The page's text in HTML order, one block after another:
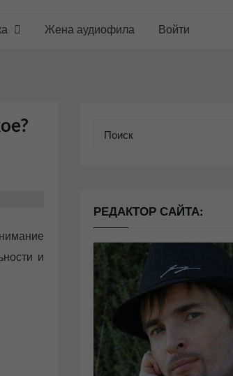
Жена аудиофила
Войти
и
РЕДАКТОР САЙТА: